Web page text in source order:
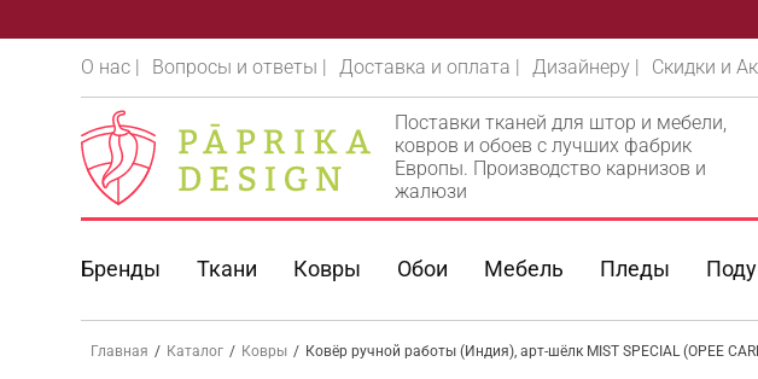
О нас | Вопросы и ответы | Доставка и оплата | Дизайнеру | Скидки и
Поставки тканей для штор и мебели,
ковров и обоев с лучших фабрик
Европы. Производство карнизов и
жалюзи
Бренды Ткани Ковры Обои Мебель Пледы
Главная / Каталог / Ковры / Ковёр ручной работы (Индия), арт-шёлк MIST SPECIAL (OPEE